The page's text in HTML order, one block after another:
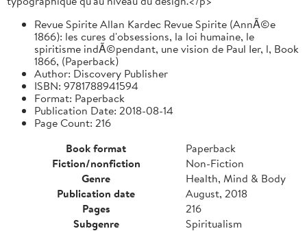
Revue Spirite Allan Kardec Revue Spirite (AnnÃ©e
1866): les cures d'obsessions, la loi humaine, le
spiritisme indÃ©pendant, une vision de Paul Ier, l, Book
1866, (Paperback)
Author: Discovery Publisher
ISBN: 9781788941594
Format: Paperback
Publication Date: 2018-08-14
Page Count: 216
Book format
Paperback
Fiction/nonfiction
Non-Fiction
Genre
Health, Mind & Body
Publication date
August, 2018
Pages
216
Subgenre
Spiritualism